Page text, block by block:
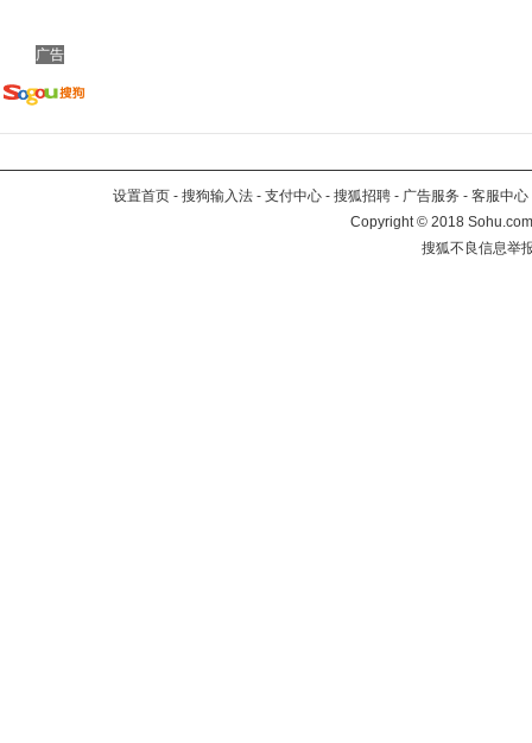
广告
设置首页 - 搜狗输入法 - 支付中心 - 搜狐招聘 - 广告服务 - 客服中心
Copyright©2018
搜狐不良信息举